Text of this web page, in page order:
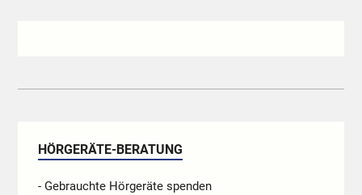
HÖRGERÄTE-BERATUNG
- Gebrauchte Hörgeräte spenden